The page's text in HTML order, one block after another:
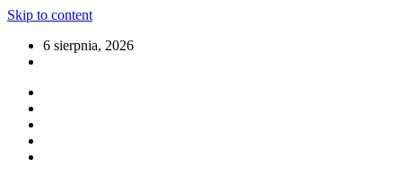
Skip to content
6 sierpnia, 2026